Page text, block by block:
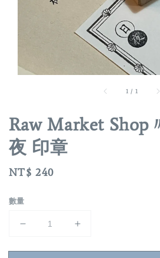
1 / 1
Raw Market Shop
夜 印章
Regular
NT$ 240
數量